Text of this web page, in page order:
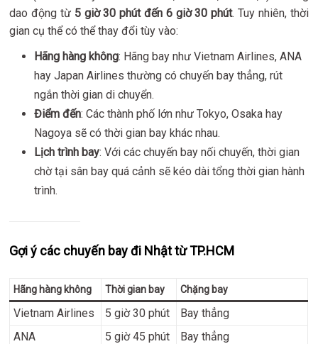
dao động từ 5 giờ 30 phút đến 6 giờ 30 phút. Tuy nhiên, thời
gian cụ thể có thể thay đổi tùy vào:
Hãng hàng không: Hãng bay như Vietnam Airlines, ANA
hay Japan Airlines thường có chuyến bay thẳng, rút
ngắn thời gian di chuyển.
Điểm đến: Các thành phố lớn như Tokyo, Osaka hay
Nagoya sẽ có thời gian bay khác nhau.
Lịch trình bay: Với các chuyến bay nối chuyến, thời gian
chờ tại sân bay quá cảnh sẽ kéo dài tổng thời gian hành
trình.
Gợi ý các chuyến bay đi Nhật từ TP.HCM
Hãng hàng không Thời gian bay Chặng bay
Vietnam Airlines 5 giờ 30 phút
Bay thẳng
ANA
5 giờ 45 phút
Bay thẳng